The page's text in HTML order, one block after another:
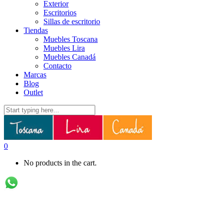
Exterior
Escritorios
Sillas de escritorio
Tiendas
Muebles Toscana
Muebles Lira
Muebles Canadá
Contacto
Marcas
Blog
Outlet
0
No products in the cart.